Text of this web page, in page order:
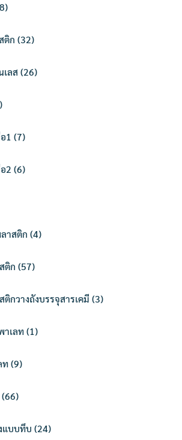
products
ติก 32
products
เลส 26
products
1 7
products
2 6
products
าสติก 4
products
ติก 57
products
กวางถังบรรจุสารเคมี 3
products
เลท 1
product
ท 9
products
66
products
แบบทึบ 24
products